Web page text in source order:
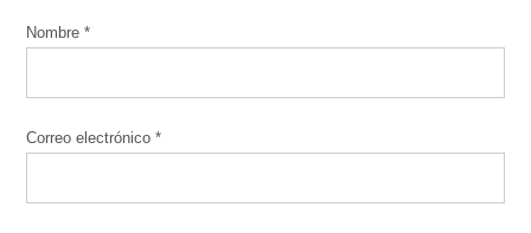
Nombre*
Correo electrónico*